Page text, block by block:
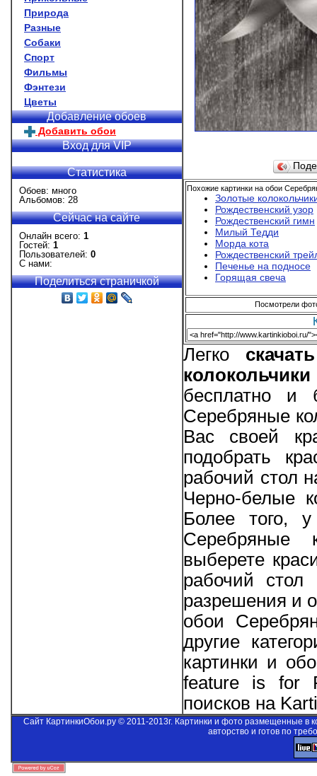
Природа
Разные
Собаки
Спорт
Фильмы
Фэнтези
Цветы
Добавление обоев
Добавить обои
Вход для VIP
Статистика
Обоев: много
Альбомов: 28
Сейчас на сайте
Онлайн всего: 1
Гостей: 1
Пользователей: 0
С нами:
Поделиться страничкой
Похожие картинки на обои
Золотые
Рождественский узор
Рождественский гимн
Милый Тедди
Морда кота
Рождественский
Печенье на подносе
Горящая свеча
Посмотрели
Легко
колокольчики
бесплатно и
Серебряные
Вас своей
подобрать
рабочий стол
Черно-белые
Более того,
Серебряные
выберете
рабочий стол
разрешения и
обои
другие
картинки и
feature is for
поисков на
Сайт КартинкиОбои.ру © 2011-2013г. Картинки и фото размещенные в
авторство и готов по